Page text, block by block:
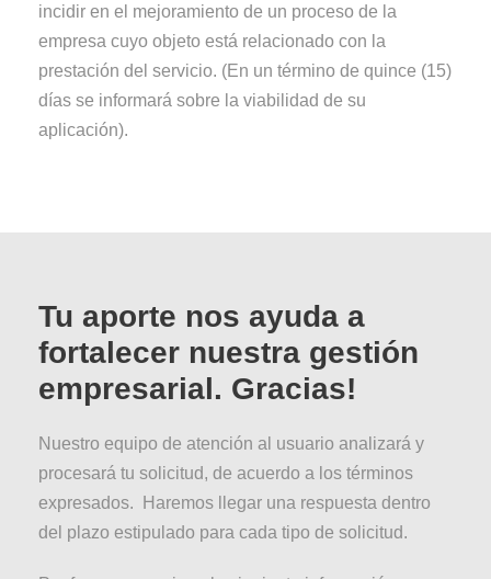
incidir en el mejoramiento de un proceso de la
empresa cuyo objeto está relacionado con la
prestación del servicio. (En un término de quince (15)
días se informará sobre la viabilidad de su
aplicación).
Tu aporte nos ayuda a
fortalecer nuestra gestión
empresarial. Gracias!
Nuestro equipo de atención al usuario analizará y
procesará tu solicitud, de acuerdo a los términos
expresados. Haremos llegar una respuesta dentro
del plazo estipulado para cada tipo de solicitud.